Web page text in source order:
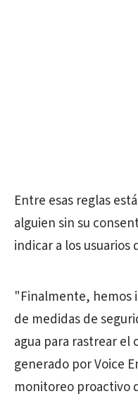
Entre esas reglas
alguien sin su
indicar a los usuarios
"Finalmente,
de medidas de
agua para rastrear el
generado por Voice
monitoreo proactivo